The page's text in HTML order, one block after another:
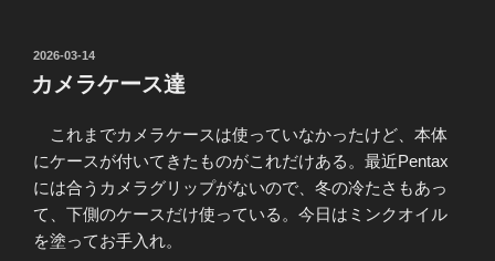
投
稿
日:
2026-03-14
カメラケース達
これまでカメラケースは使っていなかったけど、本体
にケースが付いてきたものがこれだけある。最近Pentax
には合うカメラグリップがないので、冬の冷たさもあっ
て、下側のケースだけ使っている。今日はミンクオイル
を塗ってお手入れ。